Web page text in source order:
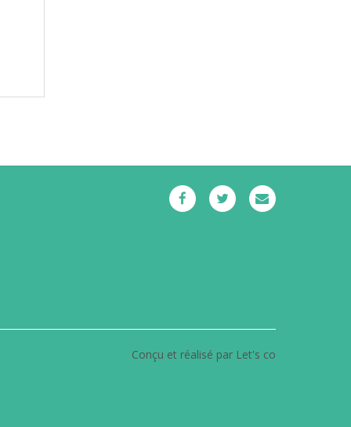
Conçu et réalisé par Let's co